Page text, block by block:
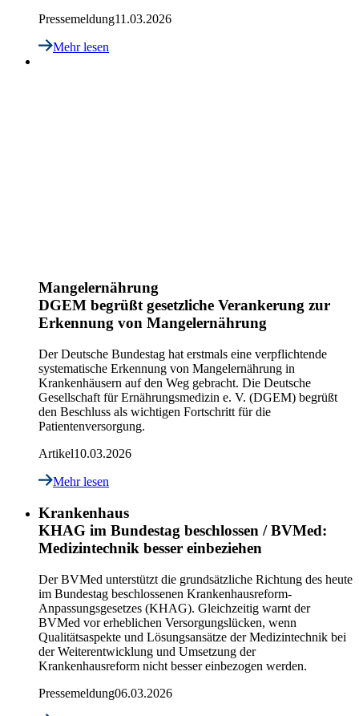
Pressemeldung11.03.2026
Mehr lesen
Mangelernährung
DGEM begrüßt gesetzliche Verankerung zur
Erkennung von Mangelernährung
Der Deutsche Bundestag hat erstmals eine verpflichtende
systematische Erkennung von Mangelernährung in
Krankenhäusern auf den Weg gebracht. Die Deutsche
Gesellschaft für Ernährungsmedizin e. V. (DGEM) begrüßt
den Beschluss als wichtigen Fortschritt für die
Patientenversorgung.
Artikel10.03.2026
Mehr lesen
Krankenhaus
KHAG im Bundestag beschlossen / BVMed:
Medizintechnik besser einbeziehen
Der BVMed unterstützt die grundsätzliche Richtung des heute
im Bundestag beschlossenen Krankenhausreform-
Anpassungsgesetzes (KHAG). Gleichzeitig warnt der
BVMed vor erheblichen Versorgungslücken, wenn
Qualitätsaspekte und Lösungsansätze der Medizintechnik bei
der Weiterentwicklung und Umsetzung der
Krankenhausreform nicht besser einbezogen werden.
Pressemeldung06.03.2026